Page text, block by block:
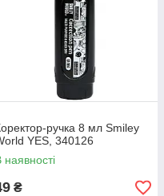
ручка 8 мл Smiley
YES, 340126
наявності
₴